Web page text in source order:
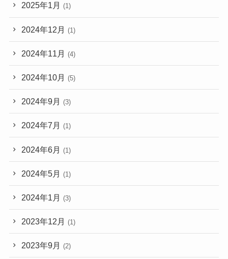
2025年1月 (1)
2024年12月 (1)
2024年11月 (4)
2024年10月 (5)
2024年9月 (3)
2024年7月 (1)
2024年6月 (1)
2024年5月 (1)
2024年1月 (3)
2023年12月 (1)
2023年9月 (2)